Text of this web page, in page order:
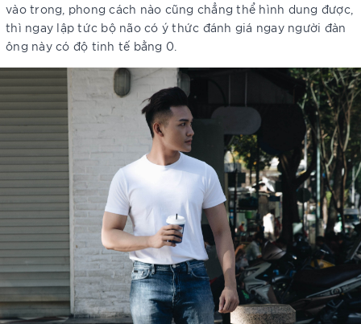
vào trong, phong cách nào cũng chẳng thể hình dung được,
thì ngay lập tức bộ não có ý thức đánh giá ngay người đàn
ông này có độ tinh tế bằng 0.